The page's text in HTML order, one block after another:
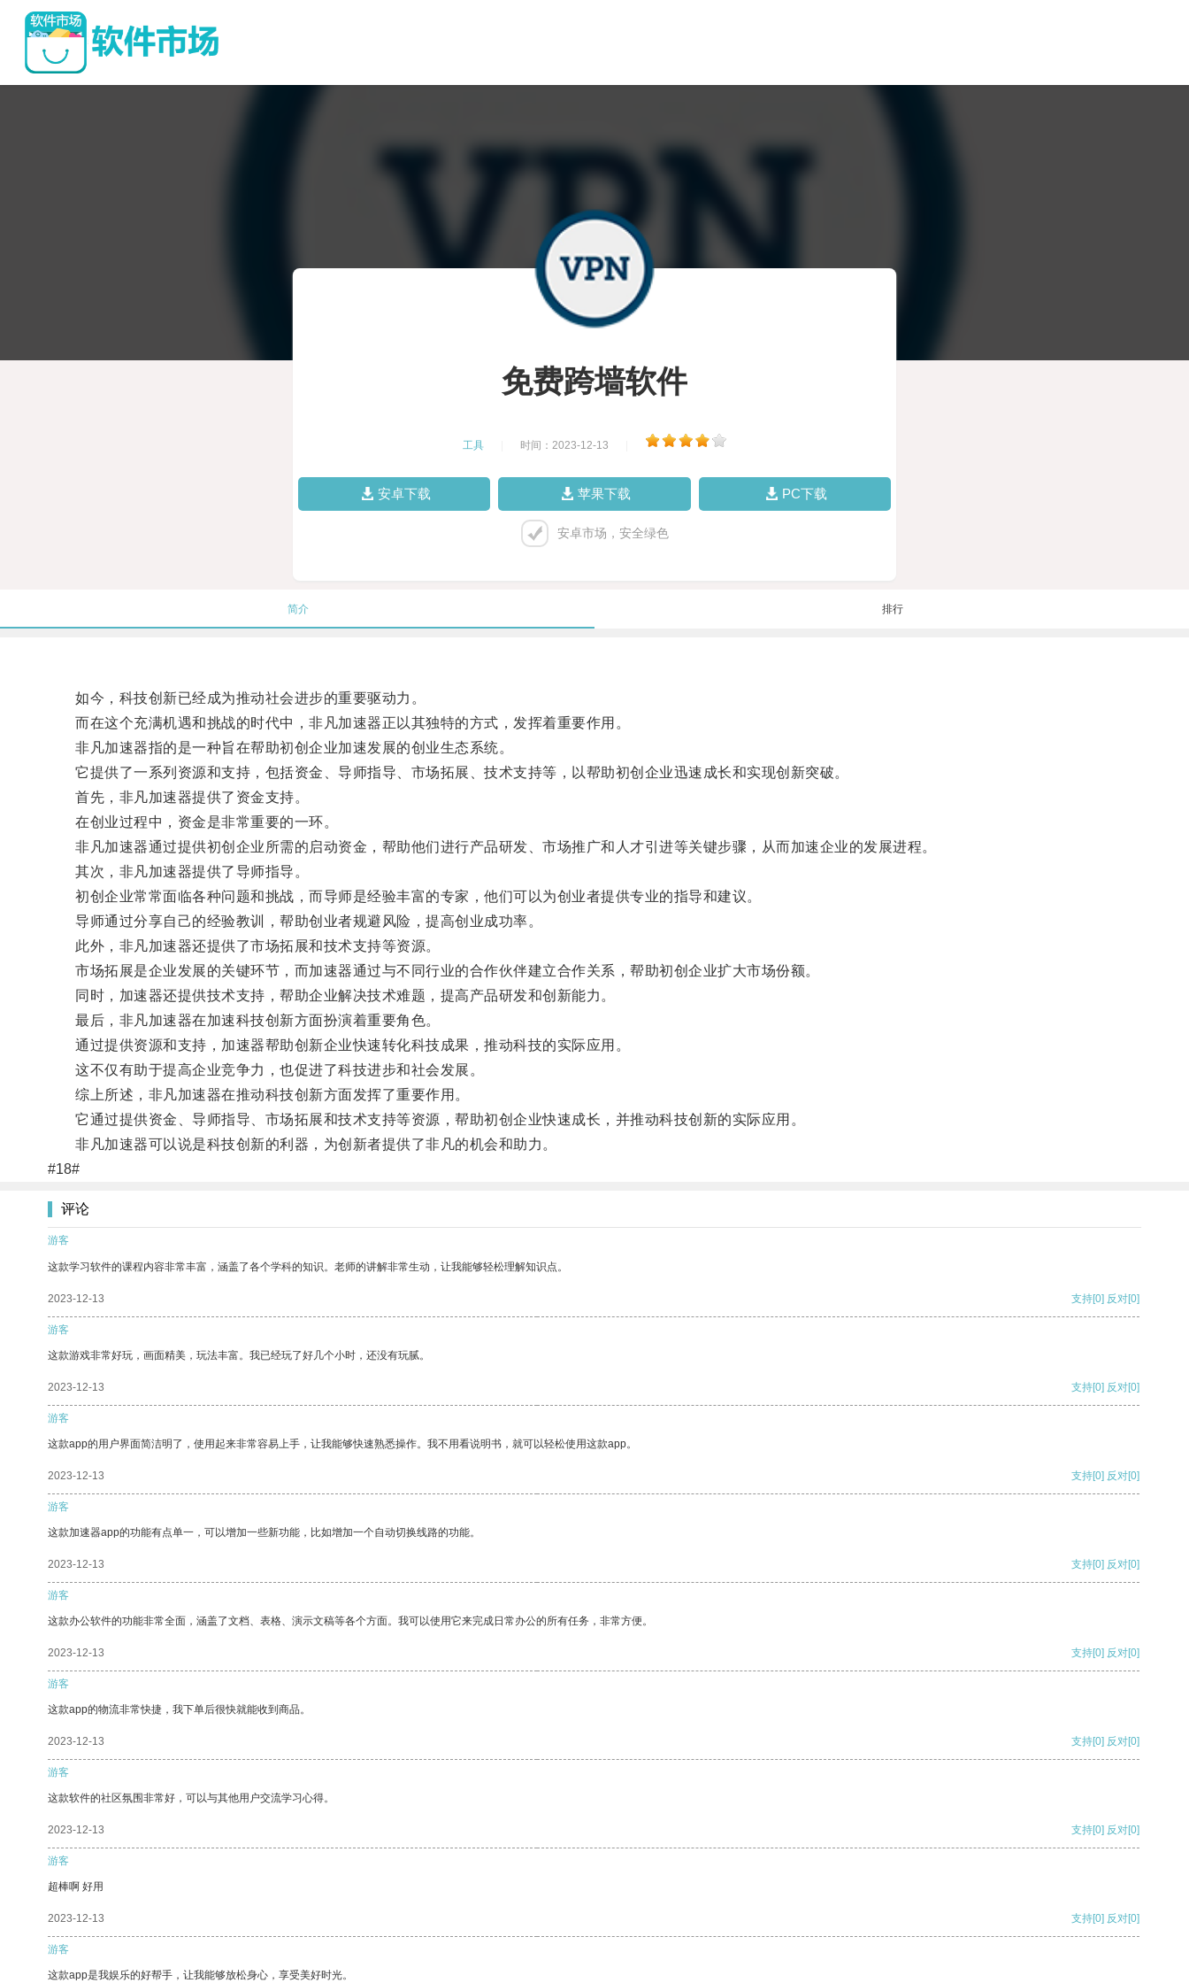
免费跨墙软件
工具 时间：2023-12-13
安卓下载 苹果下载 PC下载
安卓市场，安全绿色
简介 排行
如今，科技创新已经成为推动社会进步的重要驱动力。
而在这个充满机遇和挑战的时代中，非凡加速器正以其独特的方式，发挥着重要作用。
非凡加速器指的是一种旨在帮助初创企业加速发展的创业生态系统。
它提供了一系列资源和支持，包括资金、导师指导、市场拓展、技术支持等，以帮助初创企业迅速成长和实现创新突破。
首先，非凡加速器提供了资金支持。
在创业过程中，资金是非常重要的一环。
非凡加速器通过提供初创企业所需的启动资金，帮助他们进行产品研发、市场推广和人才引进等关键步骤，从而加速企业的发展进程。
其次，非凡加速器提供了导师指导。
初创企业常常面临各种问题和挑战，而导师是经验丰富的专家，他们可以为创业者提供专业的指导和建议。
导师通过分享自己的经验教训，帮助创业者规避风险，提高创业成功率。
此外，非凡加速器还提供了市场拓展和技术支持等资源。
市场拓展是企业发展的关键环节，而加速器通过与不同行业的合作伙伴建立合作关系，帮助初创企业扩大市场份额。
同时，加速器还提供技术支持，帮助企业解决技术难题，提高产品研发和创新能力。
最后，非凡加速器在加速科技创新方面扮演着重要角色。
通过提供资源和支持，加速器帮助创新企业快速转化科技成果，推动科技的实际应用。
这不仅有助于提高企业竞争力，也促进了科技进步和社会发展。
综上所述，非凡加速器在推动科技创新方面发挥了重要作用。
它通过提供资金、导师指导、市场拓展和技术支持等资源，帮助初创企业快速成长，并推动科技创新的实际应用。
非凡加速器可以说是科技创新的利器，为创新者提供了非凡的机会和助力。
#18#
评论
游客
这款学习软件的课程内容非常丰富，涵盖了各个学科的知识。老师的讲解非常生动，让我能够轻松理解知识点。
2023-12-13 支持[0] 反对[0]
游客
这款游戏非常好玩，画面精美，玩法丰富。我已经玩了好几个小时，还没有玩腻。
2023-12-13 支持[0] 反对[0]
游客
这款app的用户界面简洁明了，使用起来非常容易上手，让我能够快速熟悉操作。我不用看说明书，就可以轻松使用这款app。
2023-12-13 支持[0] 反对[0]
游客
这款加速器app的功能有点单一，可以增加一些新功能，比如增加一个自动切换线路的功能。
2023-12-13 支持[0] 反对[0]
游客
这款办公软件的功能非常全面，涵盖了文档、表格、演示文稿等各个方面。我可以使用它来完成日常办公的所有任务，非常方便。
2023-12-13 支持[0] 反对[0]
游客
这款app的物流非常快捷，我下单后很快就能收到商品。
2023-12-13 支持[0] 反对[0]
游客
这款软件的社区氛围非常好，可以与其他用户交流学习心得。
2023-12-13 支持[0] 反对[0]
游客
超棒啊 好用
2023-12-13 支持[0] 反对[0]
游客
这款app是我娱乐的好帮手，让我能够放松身心，享受美好时光。